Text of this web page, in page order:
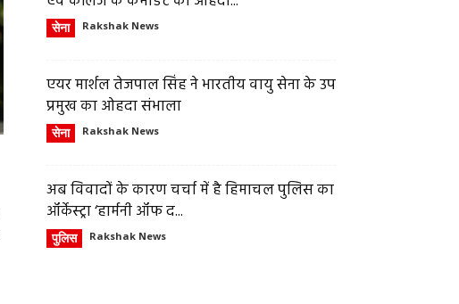
सेना Rakshak News
एयर मार्शल तेजपाल सिंह ने भारतीय वायु सेना के उप
प्रमुख का ओहदा संभाला
सेना Rakshak News
अब विवादों के कारण चर्चा में है हिमाचल पुलिस का
ऑर्केस्ट्रा ‘हार्मनी ऑफ द...
पुलिस Rakshak News